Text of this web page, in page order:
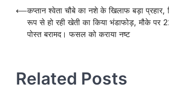
Post
navigation
⟵कप्तान श्वेता चौबे का नशे के खिलाफ बड़ा प्रहार,
रूप से हो रही खेती का किया भंडाफोड़, मौके पर
पोस्त बरामद। फसल को कराया नष्ट
Related Posts